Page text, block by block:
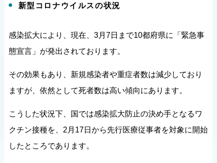
新型コロナウイルスの状況
感染拡大により、現在、3月7日まで10都府県に「緊急事
態宣言」が発出されております。
その効果もあり、新規感染者や重症者数は減少しており
ますが、依然として死者数は高い傾向にあります。
こうした状況下、国では感染拡大防止の決め手となるワ
クチン接種を、2月17日から先行医療従事者を対象に開始
したところであります。